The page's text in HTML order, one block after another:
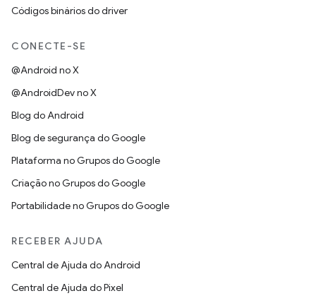
Códigos binários do driver
CONECTE-SE
@Android no X
@AndroidDev no X
Blog do Android
Blog de segurança do Google
Plataforma no Grupos do Google
Criação no Grupos do Google
Portabilidade no Grupos do Google
RECEBER AJUDA
Central de Ajuda do Android
Central de Ajuda do Pixel